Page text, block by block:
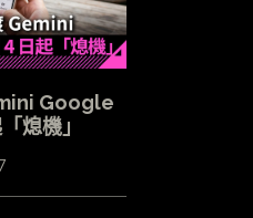
Google
熄機」